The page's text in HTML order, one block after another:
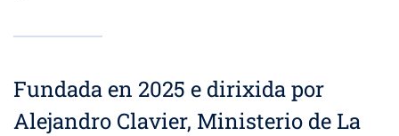
Fundada en 2025 e dirixida por
Alejandro Clavier, Ministerio de La